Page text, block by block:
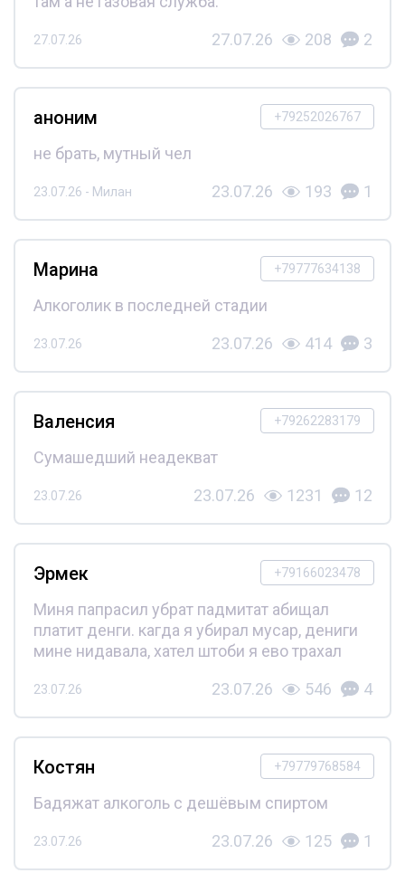
27.07.26 27.07.26 208 2
+79252026767
аноним
не брать, мутный чел
23.07.26 - Милан 23.07.26 193 1
+79777634138
Марина
Алкоголик в последней стадии
23.07.26 23.07.26 414 3
+79262283179
Валенсия
Сумашедший неадекват
23.07.26 23.07.26 1231 12
+79166023478
Эрмек
Миня папрасил убрат падмитат абищал
платит денги. кагда я убирал мусар, дениги
мине нидавала, хател штоби я ево трахал
23.07.26 23.07.26 546 4
+79779768584
Костян
Бадяжат алкоголь с дешёвым спиртом
23.07.26 23.07.26 125 1